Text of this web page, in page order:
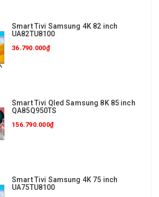
Smart Tivi Samsung 4K 82 inch
UA82TU8100
36.790.000₫
Smart Tivi Qled Samsung 8K 85 inch
QA85Q950TS
156.790.000₫
Smart Tivi Samsung 4K 75 inch
UA75TU8100